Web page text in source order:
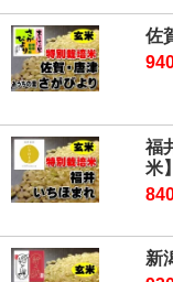
佐
福
米】
新